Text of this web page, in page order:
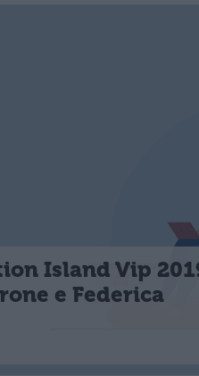
Island Vip
e Federica